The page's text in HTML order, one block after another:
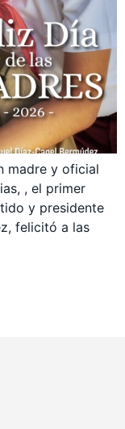
madre y oficial
, el primer
y presidente
felicitó a las